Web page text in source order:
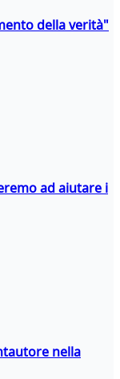
della verità"
ad aiutare i
nella